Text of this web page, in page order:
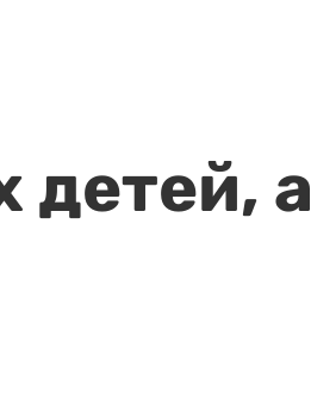
детей, а